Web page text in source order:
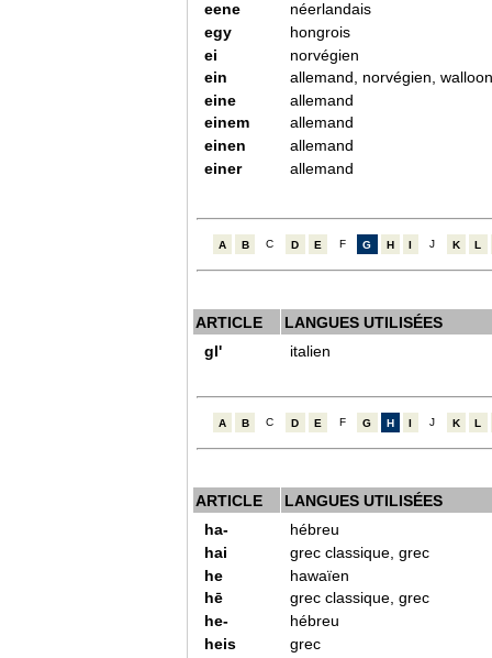
eene
néerlandais
egy
hongrois
ei
norvégien
ein
allemand, norvégien,
eine
allemand
einem
allemand
einen
allemand
einer
allemand
A B C D E F G H I J K L
ARTICLE
LANGUES UTILISÉES
gl'
italien
A B C D E F G H I J K L
ARTICLE
LANGUES UTILISÉES
ha-
hébreu
hai
grec classique, grec
he
hawaïen
hē
grec classique, grec
he-
hébreu
heis
grec